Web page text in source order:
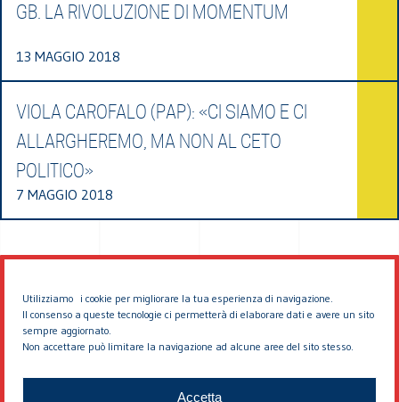
Utilizziamo i cookie per migliorare la tua esperienza di navigazione.
Il consenso a queste tecnologie ci permetterà di elaborare dati e avere un sito
sempre aggiornato.
Non accettare può limitare la navigazione ad alcune aree del sito stesso.
Accetta
GB. LA RIVOLUZIONE DI MOMENTUM
13 MAGGIO 2018
VIOLA CAROFALO (PAP): «CI SIAMO E CI
ALLARGHEREMO, MA NON AL CETO
POLITICO»
7 MAGGIO 2018
© 2026 EDDYBURG